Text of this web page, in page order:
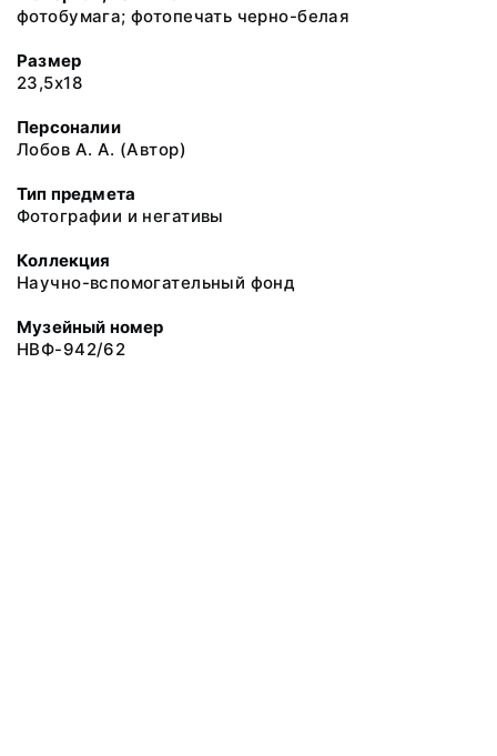
фотобумага; фотопечать черно-белая
Размер
23,5х18
Персоналии
Лобов А. А. (Автор)
Тип предмета
Фотографии и негативы
Коллекция
Научно-вспомогательный фонд
Музейный номер
НВФ-942/62